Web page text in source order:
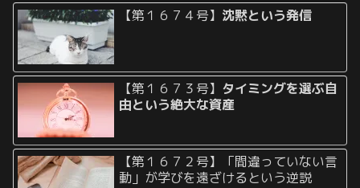
【第１６７４号】 沈黙という発信
【第１６７３号】 タイミングを選ぶ自
由という絶大な資産
【第１６７２号】「間違っていない言
動」が学びを遠ざけるという逆説